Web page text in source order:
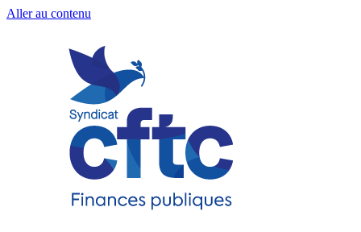
Aller au contenu